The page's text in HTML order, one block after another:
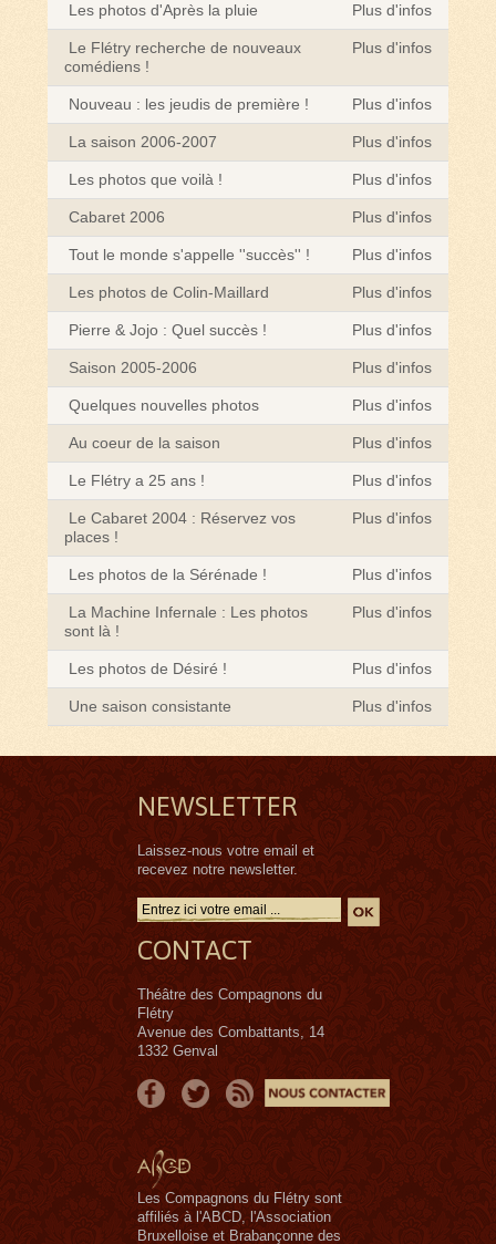
Les photos d'Après la pluie Plus d'infos
Le Flétry recherche de nouveaux
comédiens !
Plus d'infos
Nouveau : les jeudis de première ! Plus d'infos
La saison 2006-2007 Plus d'infos
Les photos que voilà ! Plus d'infos
Cabaret 2006 Plus d'infos
Tout le monde s'appelle ''succès'' ! Plus d'infos
Les photos de Colin-Maillard Plus d'infos
Pierre & Jojo : Quel succès ! Plus d'infos
Saison 2005-2006 Plus d'infos
Quelques nouvelles photos Plus d'infos
Au coeur de la saison Plus d'infos
Le Flétry a 25 ans ! Plus d'infos
Le Cabaret 2004 : Réservez vos
places !
Plus d'infos
Les photos de la Sérénade ! Plus d'infos
La Machine Infernale : Les photos
sont là !
Plus d'infos
Les photos de Désiré ! Plus d'infos
Une saison consistante Plus d'infos
NEWSLETTER
Laissez-nous votre email et
recevez notre newsletter.
CONTACT
Théâtre des Compagnons du
Flétry
Avenue des Combattants, 14
1332 Genval
Les Compagnons du Flétry sont
affiliés à l'ABCD, l'Association
Bruxelloise et Brabançonne des